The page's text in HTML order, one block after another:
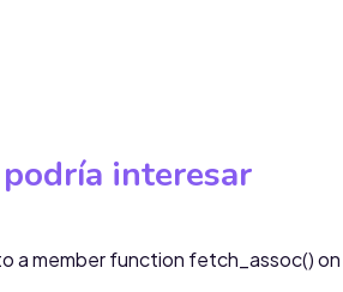
interesar
a member function fetch_assoc() on